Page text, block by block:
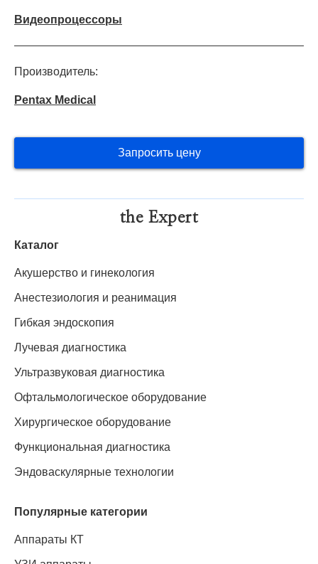
Видеопроцессоры
Производитель:
Pentax Medical
Запросить цену
the Expert
Каталог
Акушерство и гинекология
Анестезиология и реанимация
Гибкая эндоскопия
Лучевая диагностика
Ультразвуковая диагностика
Офтальмологическое оборудование
Хирургическое оборудование
Функциональная диагностика
Эндоваскулярные технологии
Популярные категории
Аппараты КТ